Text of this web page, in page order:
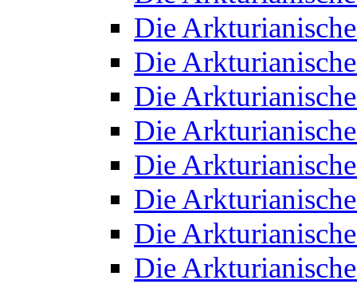
Die
Die
Die
Die
Die
Die
Die
Die